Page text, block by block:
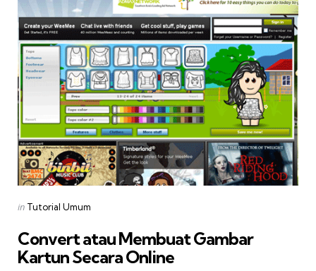
Categories
Posted
in Tutorial Umum
Convert atau Membuat Gambar
Kartun Secara Online